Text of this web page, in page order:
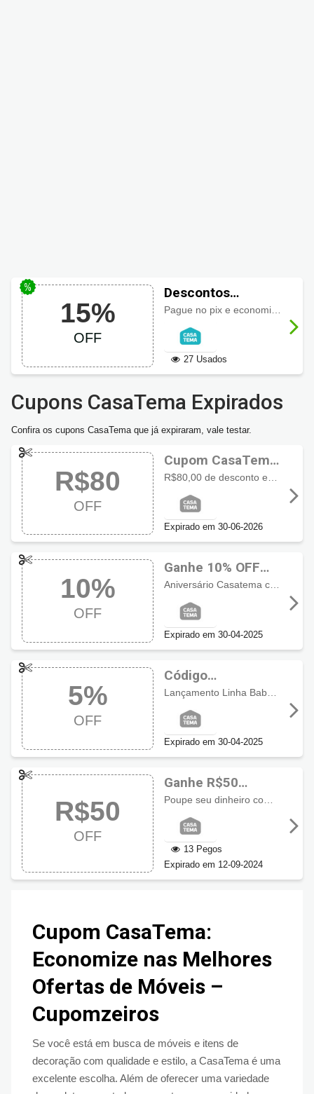
15%
OFF
Descontos
CasaTema até 15%
27 Usados
Cupons CasaTema Expirados
Confira os cupons CasaTema que já expiraram, vale testar.
R$80
OFF
Cupom CasaTema
com R$80 OFF
Expirado em 30-06-2026
10%
OFF
Ganhe 10% OFF
usando cupom
CasaTema
Aniversário Casatema com 10% de desconto. Aproveite!
Expirado em 30-04-2025
5%
OFF
Código
promocional
CasaTema com 5%
OFF
Expirado em 30-04-2025
R$50
OFF
Ganhe R$50
usando cupom
CasaTema
13 Pegos
Expirado em 12-09-2024
Cupom CasaTema:
Economize nas Melhores
Ofertas de Móveis –
Cupomzeiros
Se você está em busca de móveis e itens de
decoração com qualidade e estilo, a CasaTema é uma
excelente escolha. Além de oferecer uma variedade